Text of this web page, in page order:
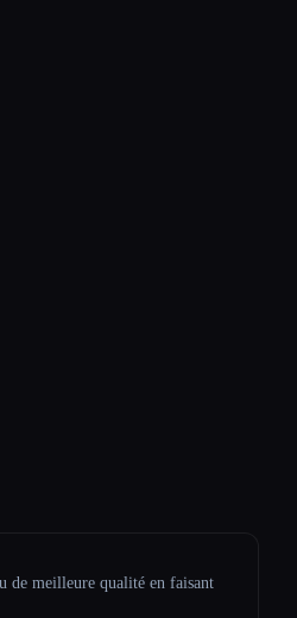
de meilleure qualité en faisant